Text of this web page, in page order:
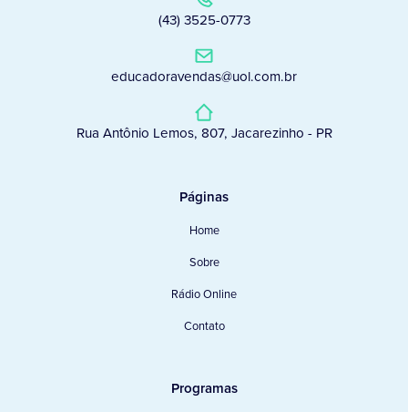
(43) 3525-0773
educadoravendas@uol.com.br
Rua Antônio Lemos, 807, Jacarezinho - PR
Páginas
Home
Sobre
Rádio Online
Contato
Programas